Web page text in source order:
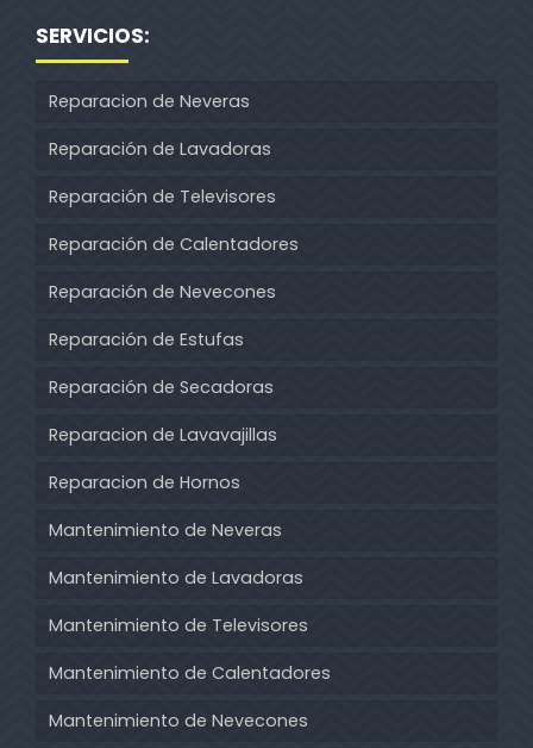
SERVICIOS:
Reparacion de Neveras
Reparación de Lavadoras
Reparación de Televisores
Reparación de Calentadores
Reparación de Nevecones
Reparación de Estufas
Reparación de Secadoras
Reparacion de Lavavajillas
Reparacion de Hornos
Mantenimiento de Neveras
Mantenimiento de Lavadoras
Mantenimiento de Televisores
Mantenimiento de Calentadores
Mantenimiento de Nevecones